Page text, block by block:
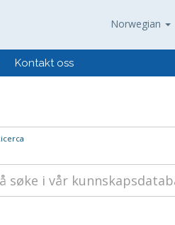
Norwegian
Kontakt oss